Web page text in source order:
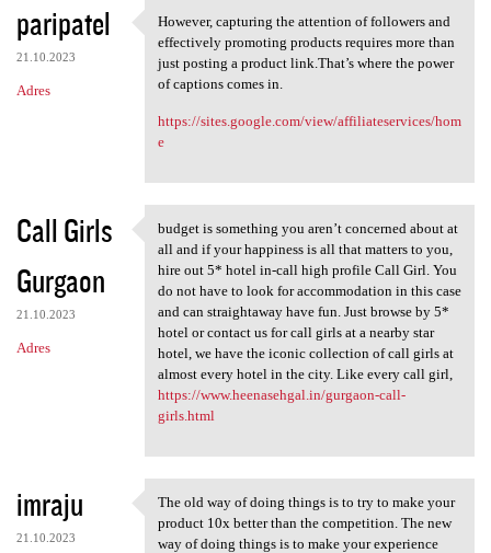
paripatel
21.10.2023
Adres
However, capturing the
However, capturing the attention of followers and
effectively promoting products requires more than
just posting a product link.That’s where the power
of captions comes in.
https://sites.google.com/view/affiliateservices/hom
e
Call Girls
Gurgaon
21.10.2023
Adres
budget is something you aren
budget is something you aren’t concerned about at
all and if your happiness is all that matters to you,
hire out 5* hotel in-call high profile Call Girl. You
do not have to look for accommodation in this case
and can straightaway have fun. Just browse by 5*
hotel or contact us for call girls at a nearby star
hotel, we have the iconic collection of call girls at
almost every hotel in the city. Like every call girl,
https://www.heenasehgal.in/gurgaon-call-
girls.html
imraju
21.10.2023
The old way of doing things
The old way of doing things is to try to make your
product 10x better than the competition. The new
way of doing things is to make your experience